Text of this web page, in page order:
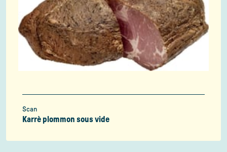
Scan
Karrè plommon sous vide